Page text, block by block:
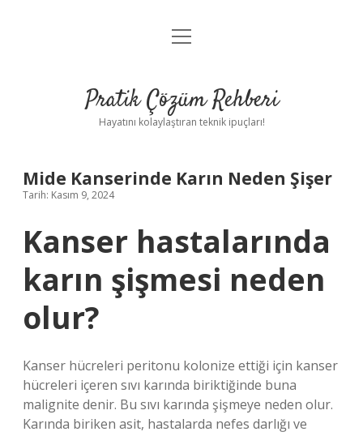
Anasayfa
Yasal Uyarı
menüyü
Pratik Çözüm Rehberi
Hayatını kolaylaştıran teknik ipuçları!
Mide Kanserinde Karın Neden Şişer
Tarih: Kasım 9, 2024
Kanser hastalarında
karın şişmesi neden
olur?
Kanser hücreleri peritonu kolonize ettiği için kanser
hücreleri içeren sıvı karında biriktiğinde buna
malignite denir. Bu sıvı karında şişmeye neden olur.
Karında biriken asit, hastalarda nefes darlığı ve